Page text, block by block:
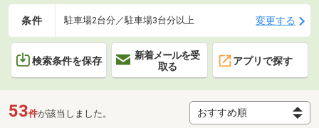
条件 駐車場2台分／駐車場3台分以上 変更する
検索条件を保存
新着メールを受
取る
アプリで探す
53件が該当しました。